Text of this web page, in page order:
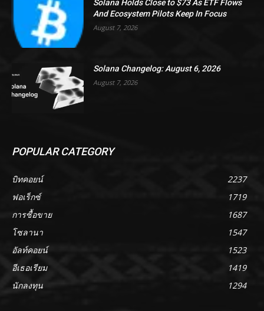
Solana Holds Close to $73 As ETF Flows
And Ecosystem Pilots Keep In Focus
August 7, 2026
Solana Changelog: August 6, 2026
August 7, 2026
POPULAR CATEGORY
บิทคอยน์
2237
ฟอเร็กซ์
1719
การซื้อขาย
1687
โซลานา
1547
อัลท์คอยน์
1523
อีเธอเรียม
1419
นักลงทุน
1294